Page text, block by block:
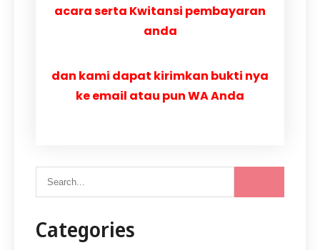
acara serta Kwitansi pembayaran
anda
dan kami dapat kirimkan bukti nya
ke email atau pun WA Anda
Categories